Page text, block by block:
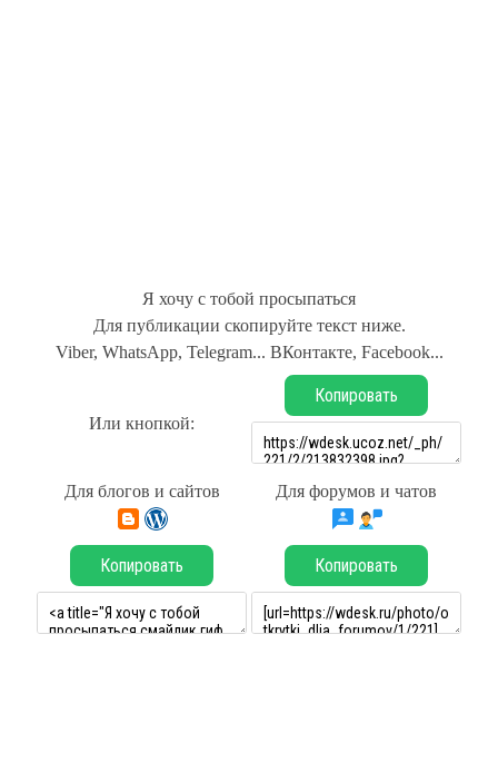
Я хочу с тобой просыпаться
Для публикации скопируйте текст ниже.
Viber, WhatsApp, Telegram... ВКонтакте, Facebook...
Или кнопкой:
Копировать
Для блогов и сайтов Для форумов и чатов
Копировать Копировать